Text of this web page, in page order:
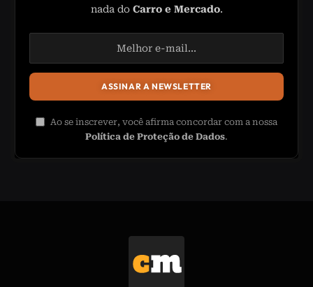
nada do Carro e Mercado.
Ao se inscrever, você afirma concordar com a nossa
Política de Proteção de Dados.